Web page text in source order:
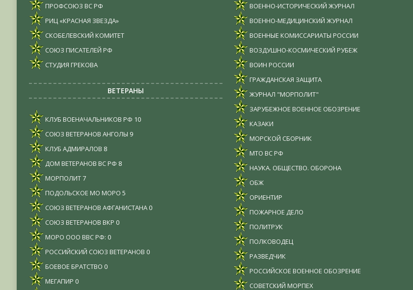
ПРОФСОЮЗ ВС РФ
РИЦ «КРАСНАЯ ЗВЕЗДА»
СКОБЕЛЕВСКИЙ КОМИТЕТ
СОЮЗ ПИСАТЕЛЕЙ РФ
СТУДИЯ ГРЕКОВА
ВЕТЕРАНЫ
КЛУБ ВОЕНАЧАЛЬНИКОВ РФ 10
СОЮЗ ВЕТЕРАНОВ АНГОЛЫ 9
КЛУБ АДМИРАЛОВ 8
ДОМ ВЕТЕРАНОВ ВС РФ 8
МОРПОЛИТ7
ПОДОЛЬСКОЕ МО МОРО 5
СОЮЗ ВЕТЕРАНОВ АФГАНИСТАНА0
СОЮЗ ВЕТЕРАНОВ ВКР 0
МОРО ООО ВВС РФ: 0
РОССИЙСКИЙ СОЮЗ ВЕТЕРАНОВ 0
БОЕВОЕ БРАТСТВО 0
МЕГАПИР 0
ВОЕННО-ИСТОРИЧЕСКИЙ ЖУРНАЛ
ВОЕННО-МЕДИЦИНСКИЙ ЖУРНАЛ
ВОЕННЫЕ КОМИССАРИАТЫ РОССИИ
ВОЗДУШНО-КОСМИЧЕСКИЙ РУБЕЖ
ВОИН РОССИИ
ГРАЖДАНСКАЯ ЗАЩИТА
ЖУРНАЛ "МОРПОЛИТ"
ЗАРУБЕЖНОЕ ВОЕННОЕ ОБОЗРЕНИЕ
КАЗАКИ
МОРСКОЙ СБОРНИК
МТО ВС РФ
НАУКА. ОБЩЕСТВО. ОБОРОНА
ОБЖ
ОРИЕНТИР
ПОЖАРНОЕ ДЕЛО
ПОЛИТРУК
ПОЛКОВОДЕЦ
РАЗВЕДЧИК
РОССИЙСКОЕ ВОЕННОЕ ОБОЗРЕНИЕ
СОВЕТСКИЙ МОРПЕХ